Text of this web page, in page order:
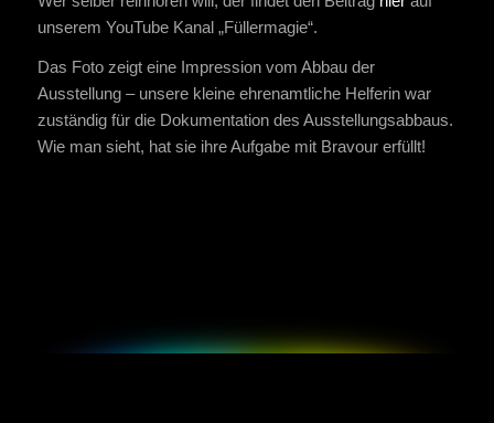
unserem YouTube Kanal „Füllermagie“.
Das Foto zeigt eine Impression vom Abbau der
Ausstellung – unsere kleine ehrenamtliche Helferin war
zuständig für die Dokumentation des Ausstellungsabbaus.
Wie man sieht, hat sie ihre Aufgabe mit Bravour erfüllt!